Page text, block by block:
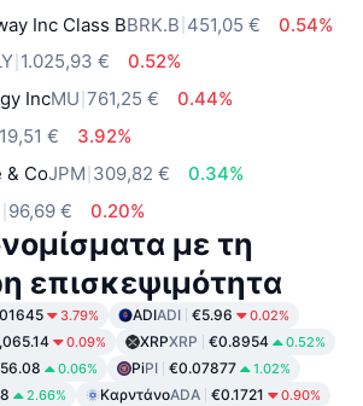
Inc Class BBRK.B 451,05 €
0.54%
1.025,93 €
0.52%
IncMU 761,25 €
0.44%
€
3.92%
& CoJPM 309,82 €
0.34%
96,69 € 0.20%
με τη
επισκεψιμότητα
3.79% ADIADI €5.96 0.02%
0.09% XRPXRP €0.8954 0.52%
0.06% PiPI €0.07877 1.02%
2.66% ΚαρντάνοADA €0.1721 0.90%